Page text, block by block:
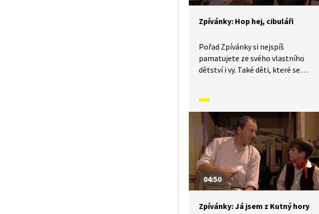
Zpívánky: Hop hej, cibuláři
Pořad Zpívánky si nejspíš
pamatujete ze svého vlastního
dětství i vy. Také děti, které se
písněmi, zvyky, tradicemi
a způsobem života, který naši
předkové žili. V krátkých příbězích
představíme písničky i dobový
kontext, ve kterém vznikly.
V tomto díle se naučíme píseň: Hop
hej, cibuláři.
04:50
Zpívánky: Já jsem z Kutný hory